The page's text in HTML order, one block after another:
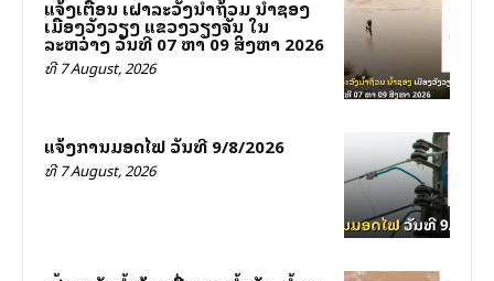
ແຈ້ງເຕືອນ ເຝົ້າລະວັງນ້ຳຖ້ວມ ນ້ຳຊອງ
ເມືອງວັງວຽງ ແຂວງວຽງຈັນ ໃນ
ລະຫວ່າງ ວັນທີ 07 ຫາ 09 ສິງຫາ 2026
ທີ 7 August, 2026
ແຈ້ງການມອດໄຟ ວັນທີ 9/8/2026
ທີ 7 August, 2026